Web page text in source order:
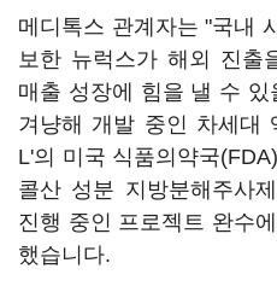
메디톡스 관계자는 "국내
보한 뉴럭스가 해외 진출
매출 성장에 힘을 낼 수
겨냥해 개발 중인 차세대
L'의 미국 식품의약국
콜산 성분 지방분해주사
진행 중인 프로젝트 완수
했습니다.